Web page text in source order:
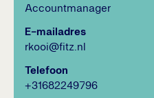
Accountmanager
E-mailadres
rkooi@fitz.nl
Telefoon
+31682249796